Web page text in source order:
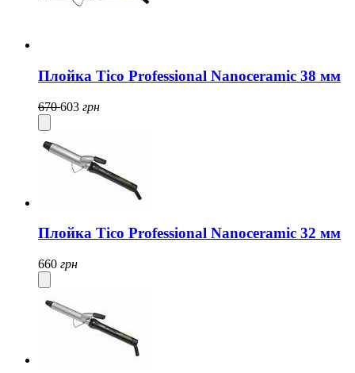
Плойка Tico Professional Nanoceramic 38 мм
670603 грн
Плойка Tico Professional Nanoceramic 32 мм
660 грн